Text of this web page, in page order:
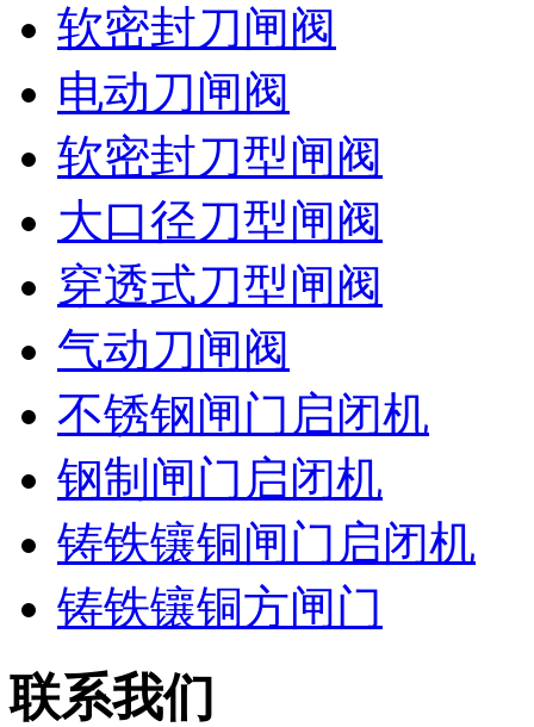
软密封刀闸阀
电动刀闸阀
软密封刀型闸阀
大口径刀型闸阀
穿透式刀型闸阀
气动刀闸阀
不锈钢闸门启闭机
钢制闸门启闭机
铸铁镶铜闸门启闭机
铸铁镶铜方闸门
联系我们